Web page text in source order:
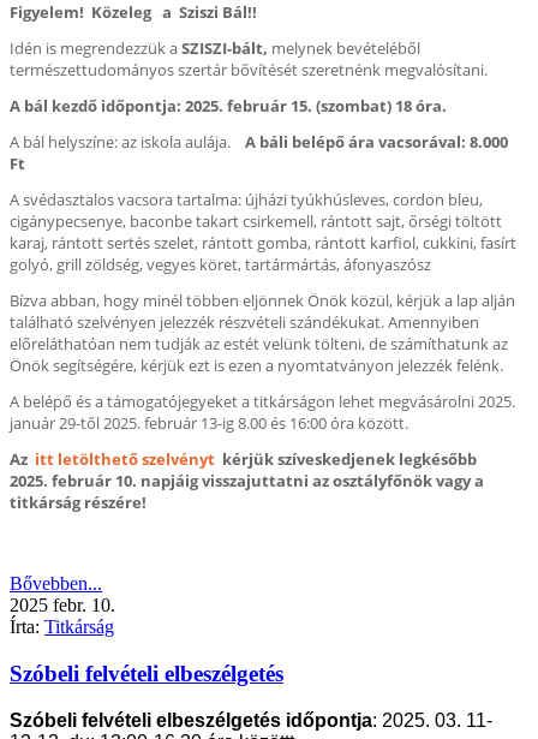
Figyelem! Közeleg a Sziszi Bál!!
Idén is megrendezzük aSZISZI-bált, melynek bevételéből
természettudományos szertár bővítését szeretnénk megvalósítani.
A bál kezdő időpontja: 2025. február 15. (szombat) 18 óra.
A bál helyszíne: az iskola aulája.
A báli belépő ára vacsorával: 8.000
Ft
A svédasztalos vacsora tartalma: újházi tyúkhúsleves, cordon bleu,
cigánypecsenye, baconbe takart csirkemell, rántott sajt, őrségi töltött
karaj, rántott sertés szelet, rántott gomba, rántott karfiol, cukkini, fasírt
golyó, grill zöldség, vegyes köret, tartármártás, áfonyaszósz
Bízva abban, hogy minél többen eljönnek Önök közül, kérjük a lap alján
található szelvényen jelezzék részvételi szándékukat. Amennyiben
előreláthatóan nem tudják az estét velünk tölteni, de számíthatunk az
Önök segítségére, kérjük ezt is ezen a nyomtatványon jelezzék felénk.
A belépő és a támogatójegyeket a titkárságon lehet megvásárolni 2025.
január 29-től 2025. február 13-ig 8.00 és 16:00 óra között.
Az itt letölthető szelvényt kérjük szíveskedjenek legkésőbb
2025. február 10. napjáig visszajuttatni az osztályfőnök vagy a
titkárság részére!
Bővebben...
2025 febr. 10.
Írta: Titkárság
Szóbeli felvételi elbeszélgetés
Szóbeli felvételi elbeszélgetés időpontja: 2025. 03. 11-